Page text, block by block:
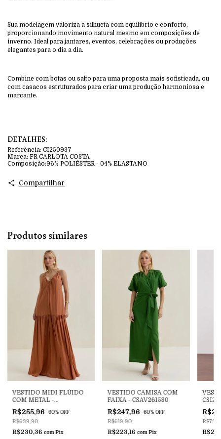
Sua modelagem valoriza a silhueta com equilíbrio e conforto,
proporcionando movimento natural mesmo em composições de
inverno. Ideal para jantares, eventos, celebrações ou produções
elegantes para o dia a dia.
Combine com botas ou salto para uma proposta mais sofisticada, ou
com casacos estruturados para criar uma produção harmoniosa e
marcante.
DETALHES:
Referência: CI250937
Marca: FR CARLOTA COSTA
Composição:96% POLIÉSTER - 04% ELASTANO
Compartilhar
Produtos similares
VESTIDO MIDI FLÚIDO
COM METAL -
CSAV261589
R$255,96 -60% OFF
R$639,90
R$230,36 com Pix
VESTIDO CAMISA COM
FAIXA - CSAV261580
R$247,96 -60% OFF
R$619,90
R$223,16 com Pix